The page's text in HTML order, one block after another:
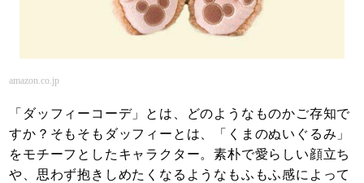
amazon.co.jp
「ダッフィーコーデ」とは、どのようなものかご存知で
すか？そもそもダッフィーとは、「くまのぬいぐるみ」
をモチーフとしたキャラクター。素朴で愛らしい顔立ち
や、思わず抱きしめたくなるようなもふもふ感によって